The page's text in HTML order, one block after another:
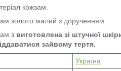
кожзам.
золото малий з дорученням
з виготовлена зі штучної
зайвому тертя.
Україна